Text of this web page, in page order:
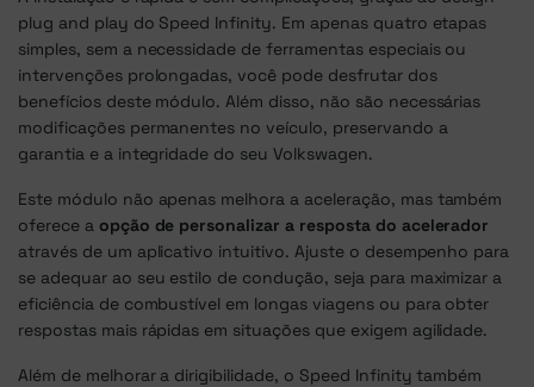
plug and play do Speed Infinity. Em apenas quatro etapas
simples, sem a necessidade de ferramentas especiais ou
intervenções prolongadas, você pode desfrutar dos
benefícios deste módulo. Além disso, não são necessárias
modificações permanentes no veículo, preservando a
garantia e a integridade do seu Volkswagen.
Este módulo não apenas melhora a aceleração, mas também
oferece a opção de personalizar a resposta do acelerador
através de um aplicativo intuitivo. Ajuste o desempenho para
se adequar ao seu estilo de condução, seja para maximizar a
eficiência de combustível em longas viagens ou para obter
respostas mais rápidas em situações que exigem agilidade.
Além de melhorar a dirigibilidade, o Speed Infinity também